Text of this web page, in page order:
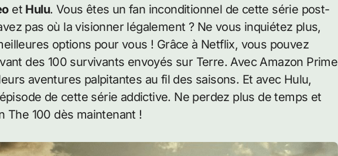
et Hulu. Vous êtes un fan inconditionnel de cette série post-
pas où la visionner légalement ? Ne vous inquiétez plus,
options pour vous ! Grâce à Netflix, vous pouvez
des 100 survivants envoyés sur Terre. Avec Amazon Prime
aventures palpitantes au fil des saisons. Et avec Hulu,
de cette série addictive. Ne perdez plus de temps et
The 100 dès maintenant !